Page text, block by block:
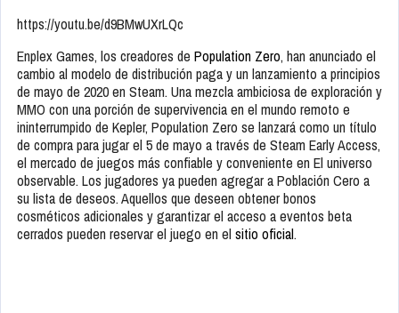
https://youtu.be/d9BMwUXrLQc
Enplex Games, los creadores de Population Zero, han anunciado el
cambio al modelo de distribución paga y un lanzamiento a principios
de mayo de 2020 en Steam. Una mezcla ambiciosa de exploración y
MMO con una porción de supervivencia en el mundo remoto e
ininterrumpido de Kepler, Population Zero se lanzará como un título
de compra para jugar el 5 de mayo a través de Steam Early Access,
el mercado de juegos más confiable y conveniente en El universo
observable. Los jugadores ya pueden agregar a Población Cero a
su lista de deseos. Aquellos que deseen obtener bonos
cosméticos adicionales y garantizar el acceso a eventos beta
cerrados pueden reservar el juego en el sitio oficial.